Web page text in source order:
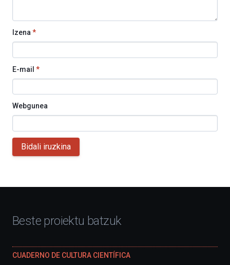
Izena*
E-mail *
Webgunea
Bidali iruzkina
Beste proiektu batzuk
CUADERNO DE CULTURA CIENTÍFICA